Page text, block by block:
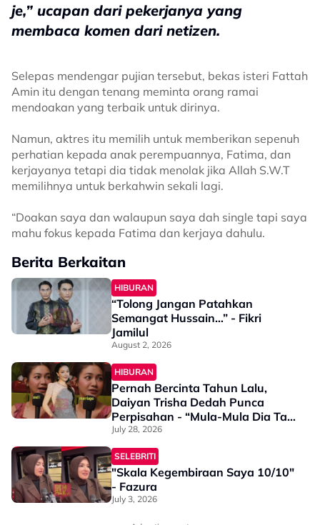
je,” ucapan dari pekerjanya yang
membaca komen dari netizen.
Selepas mendengar pujian tersebut, bekas isteri Fattah
Amin itu dengan tenang meminta orang ramai
mendoakan yang terbaik untuk dirinya.
Namun, aktres itu memilih untuk memberikan sepenuh
perhatian kepada anak perempuannya, Fatima, dan
kerjayanya tetapi dia tidak menolak jika Allah S.W.T
memilihnya untuk berkahwin sekali lagi.
“Doakan saya dan walaupun saya dah single tapi saya
mahu fokus kepada Fatima dan kerjaya dahulu.
Berita Berkaitan
HIBURAN
“Tolong Jangan Patahkan
Semangat Hussain…” - Fikri
Jamilul
August 2, 2026
HIBURAN
Pernah Bercinta Tahun Lalu,
Daiyan Trisha Dedah Punca
Perpisahan - “Mula-Mula Dia Tak
Anggap Isu…”
July 28, 2026
SELEBRITI
"Skala Kegembiraan Saya 10/10"
- Fazura
July 3, 2026